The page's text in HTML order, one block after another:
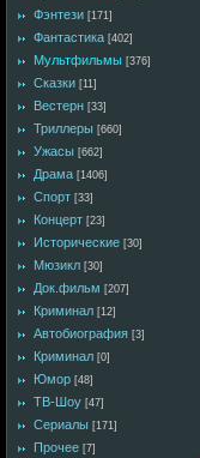
Фэнтези [171]
Фантастика [402]
Мультфильмы [376]
Сказки [11]
Вестерн [33]
Триллеры [660]
Ужасы [662]
Драма [1406]
Спорт [33]
Концерт [23]
Исторические [30]
Мюзикл [30]
Док.фильм [207]
Криминал [12]
Автобиография [3]
Криминал [0]
Юмор [48]
ТВ-Шоу [47]
Сериалы [171]
Прочее [7]